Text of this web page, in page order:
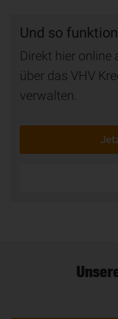
Und so
Direkt hier online
über das VHV
verwalten.